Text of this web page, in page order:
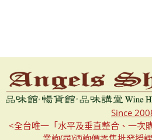
Since
<全台唯一「水平及垂直整合、一次